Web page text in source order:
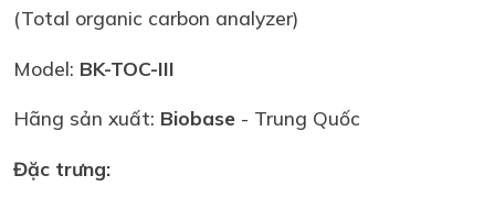
(Total organic carbon analyzer)
Model: BK-TOC-III
Hãng sản xuất: Biobase - Trung Quốc
Đặc trưng: